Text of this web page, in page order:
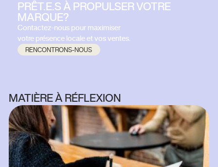
PRÊT.E.S À PROPULSER VOTRE
MARQUE?
Contactez-nous pour maximiser
votre présence locale et vos ventes.
RENCONTRONS-NOUS
MATIÈRE À RÉFLEXION